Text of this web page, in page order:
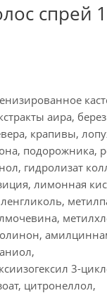
спрей
аира,
крапивы,
подорожника,
гидролизат
лимонная
3-
цитронеллол,